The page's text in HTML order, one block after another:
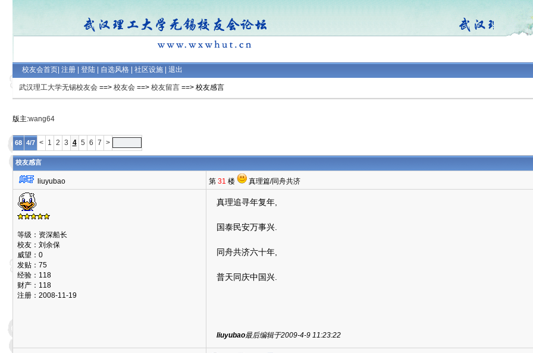
校友会首页| 注册 登陆 自选风格 社区设施 退出
武汉理工大学无锡校友会==> 校友会==> 校友留言==> 校友感言
版主:wang64
68 4/7 < 1 2 3 4 5 6 7 >
校友感言
liuyubao 第 31 楼 真理篇/同舟共济
等级：资深船长
校友：刘余保
威望：0
发贴：75
经验：118
财产：118
注册：2008-11-19
真理追寻年复年,
国泰民安万事兴.
同舟共济六十年,
普天同庆中国兴.
liuyubao最后编辑于2009-4-9 11:23:22